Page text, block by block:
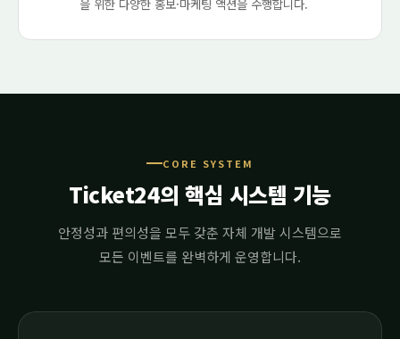
CORE SYSTEM
Ticket24의 핵심 시스템 기능
안정성과 편의성을 모두 갖춘 자체 개발 시스템으로
모든 이벤트를 완벽하게 운영합니다.